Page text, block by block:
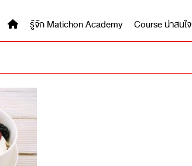
รู้จัก Matichon Academy Course น่าสนใจ